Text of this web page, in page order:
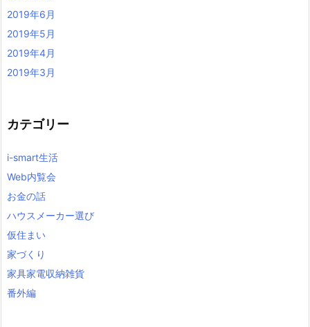
2019年6月
2019年5月
2019年4月
2019年3月
カテゴリー
i-smart生活
Web内覧会
お金の話
ハウスメーカー選び
仮住まい
家づくり
家具家電収納雑貨
番外編